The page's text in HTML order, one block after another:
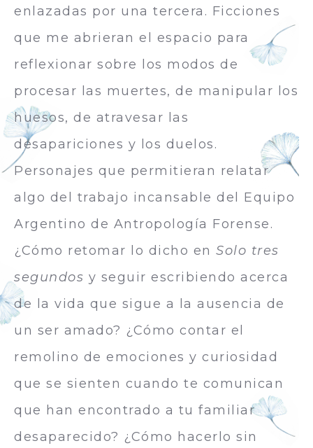
enlazadas por una tercera. Ficciones
que me abrieran el espacio para
reflexionar sobre los modos de
procesar las muertes, de manipular los
huesos, de atravesar las
desapariciones y los duelos.
Personajes que permitieran relatar
algo del trabajo incansable del Equipo
Argentino de Antropología Forense.
¿Cómo retomar lo dicho en Solo tres
segundos y seguir escribiendo acerca
de la vida que sigue a la ausencia de
un ser amado? ¿Cómo contar el
remolino de emociones y curiosidad
que se sienten cuando te comunican
que han encontrado a tu familiar
desaparecido? ¿Cómo hacerlo sin